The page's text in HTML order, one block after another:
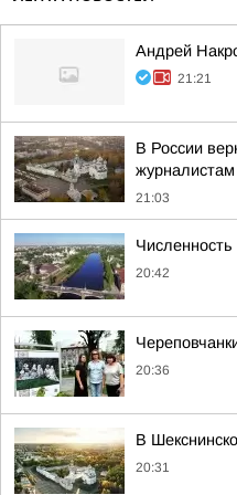
Андрей
21:21
В России
21:03
20:42
20:36
В
20:31